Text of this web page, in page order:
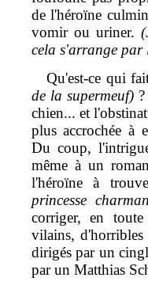
de l'héroïne
vomir ou uriner.
cela s'arrange par
Qu'est-ce qui
de la supermeuf)?
chien... et
plus accrochée à
Du coup,
même à un
l'héroïne à
princesse
corriger, en
vilains, d'horribles
dirigés par un
par un Matthias